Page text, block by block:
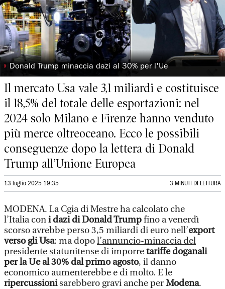
◗ Donald Trump minaccia dazi al 30% per l'Ue
Il mercato Usa vale 3,1 miliardi e costituisce
il 18,5% del totale delle esportazioni: nel
2024 solo Milano e Firenze hanno venduto
più merce oltreoceano. Ecco le possibili
conseguenze dopo la lettera di Donald
Trump all’Unione Europea
13 luglio 2025 19:35 3 MINUTI DI LETTURA
MODENA. La Cgia di Mestre ha calcolato che
l’Italia coni dazi di Donald Trumpfino a venerdì
scorso avrebbe perso 3,5 miliardi di euro nell’export
verso gli Usa: ma dopol’annuncio-minaccia del
presidente statunitense di imporretariffe doganali
per la Ue al 30% dal primo agosto, il danno
economico aumenterebbe e di molto. E le
ripercussionisarebbero gravi anche perModena.